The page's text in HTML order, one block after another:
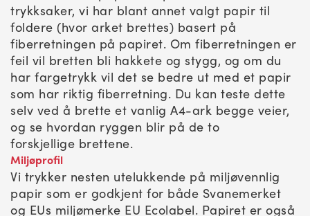
trykksaker, vi har blant annet valgt papir til
foldere (hvor arket brettes) basert på
fiberretningen på papiret. Om fiberretningen er
feil vil bretten bli hakkete og stygg, og om du
har fargetrykk vil det se bedre ut med et papir
som har riktig fiberretning. Du kan teste dette
selv ved å brette et vanlig A4-ark begge veier,
og se hvordan ryggen blir på de to
forskjellige brettene.
Miljøprofil
Vi trykker nesten utelukkende på miljøvennlig
papir som er godkjent for både Svanemerket
og EUs miljømerke EU Ecolabel. Papiret er også